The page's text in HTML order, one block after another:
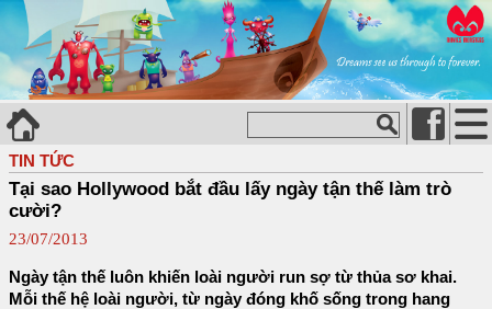
TIN TỨC
Tại sao Hollywood bắt đầu lấy ngày tận thế làm trò
cười?
23/07/2013
Ngày tận thế luôn khiến loài người run sợ từ thủa sơ khai.
Mỗi thế hệ loài người, từ ngày đóng khố sống trong hang